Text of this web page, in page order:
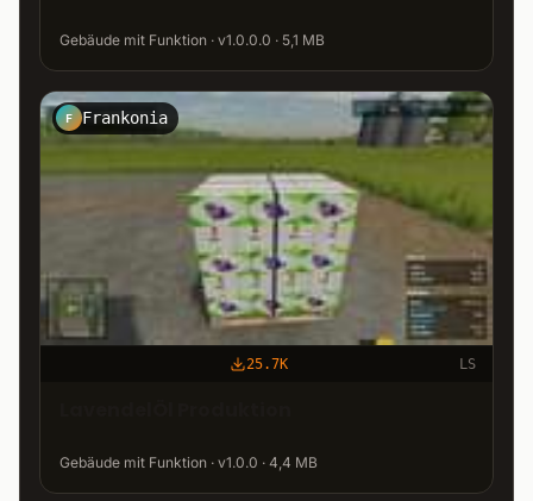
Gebäude mit Funktion · v1.0.0.0 · 5,1 MB
F Frankonia
25.7K LS
Gebäude mit Funktion · v1.0.0 · 4,4 MB